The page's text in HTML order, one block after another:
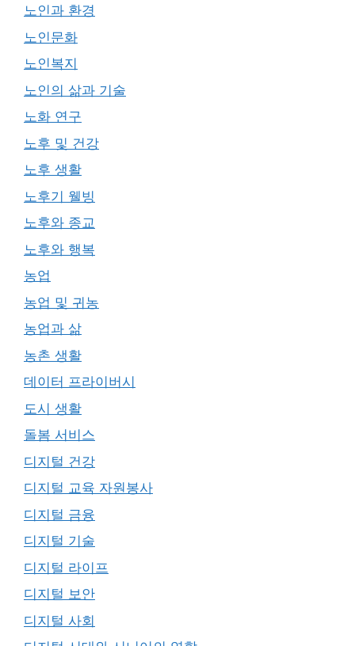
노인과 환경
노인문화
노인복지
노인의 삶과 기술
노화 연구
노후 및 건강
노후 생활
노후기 웰빙
노후와 종교
노후와 행복
농업
농업 및 귀농
농업과 삶
농촌 생활
데이터 프라이버시
도시 생활
돌봄 서비스
디지털 건강
디지털 교육 자원봉사
디지털 금융
디지털 기술
디지털 라이프
디지털 보안
디지털 사회